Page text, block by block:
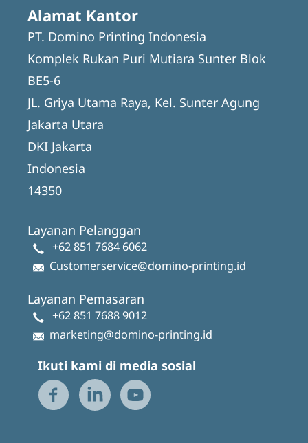
Alamat Kantor
PT. Domino Printing Indonesia
Komplek Rukan Puri Mutiara Sunter Blok
BE5-6
JL. Griya Utama Raya, Kel. Sunter Agung
Jakarta Utara
DKI Jakarta
Indonesia
14350
Layanan Pelanggan
+62 851 7684 6062
Customerservice@domino-printing.id
Layanan Pemasaran
+62 851 7688 9012
marketing@domino-printing.id
Ikuti kami di media sosial